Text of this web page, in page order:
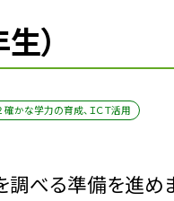
）
確かな学力の育成、ＩＣＴ活用
調べる準備を進め